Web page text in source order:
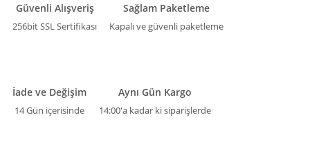
Güvenli Alışveriş
256bit SSL Sertifikası
Sağlam Paketleme
Kapalı ve güvenli paketleme
İade ve Değişim
14 Gün içerisinde
Aynı Gün Kargo
14:00'a kadar ki siparişlerde